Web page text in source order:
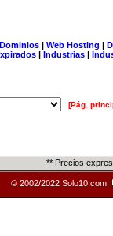
| Web Hosting |
| Industrias |
[Pág.
** Precios
© 2002/2022 Solo10.com